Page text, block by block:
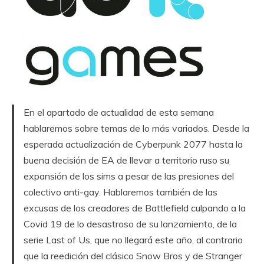
En el apartado de actualidad de esta semana
hablaremos sobre temas de lo más variados. Desde la
esperada actualización de Cyberpunk 2077 hasta la
buena decisión de EA de llevar a territorio ruso su
expansión de los sims a pesar de las presiones del
colectivo anti-gay. Hablaremos también de las
excusas de los creadores de Battlefield culpando a la
Covid 19 de lo desastroso de su lanzamiento, de la
serie Last of Us, que no llegará este año, al contrario
que la reedición del clásico Snow Bros y de Stranger